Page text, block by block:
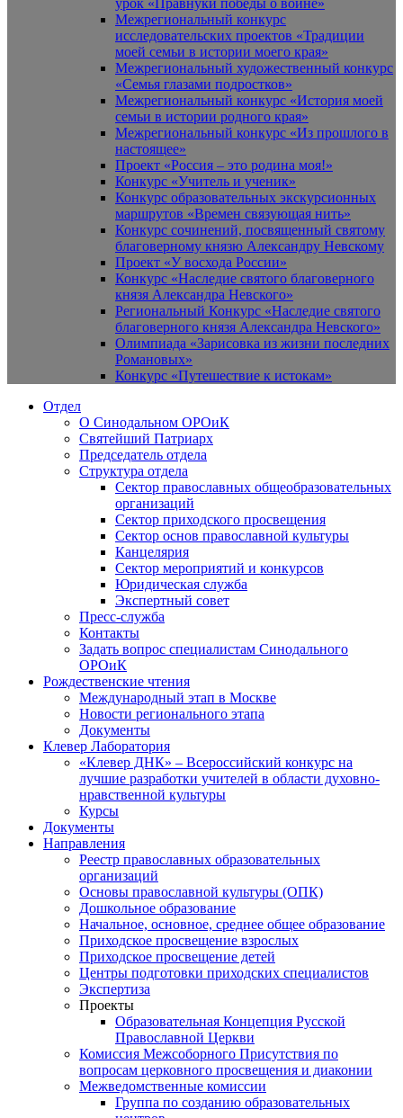
урок «Правнуки победы о войне»
Межрегиональный конкурс
исследовательских проектов «Традиции
моей семьи в истории моего края»
Межрегиональный художественный конкурс
«Семья глазами подростков»
Межрегиональный конкурс «История моей
семьи в истории родного края»
Межрегиональный конкурс «Из прошлого в
настоящее»
Проект «Россия – это родина моя!»
Конкурс «Учитель и ученик»
Конкурс образовательных экскурсионных
маршрутов «Времен связующая нить»
Конкурс сочинений, посвященный святому
благоверному князю Александру Невскому
Проект «У восхода России»
Конкурс «Наследие святого благоверного
князя Александра Невского»
Региональный Конкурс «Наследие святого
благоверного князя Александра Невского»
Олимпиада «Зарисовка из жизни последних
Романовых»
Конкурс «Путешествие к истокам»
Отдел
О Синодальном ОРОиК
Святейший Патриарх
Председатель отдела
Структура отдела
Сектор православных общеобразовательных
организаций
Сектор приходского просвещения
Сектор основ православной культуры
Канцелярия
Сектор мероприятий и конкурсов
Юридическая служба
Экспертный совет
Пресс-служба
Контакты
Задать вопрос специалистам Синодального
ОРОиК
Рождественские чтения
Международный этап в Москве
Новости регионального этапа
Документы
Клевер Лаборатория
«Клевер ДНК» – Всероссийский конкурс на
лучшие разработки учителей в области духовно-
нравственной культуры
Курсы
Документы
Направления
Реестр православных образовательных
организаций
Основы православной культуры (ОПК)
Дошкольное образование
Начальное, основное, среднее общее образование
Приходское просвещение взрослых
Приходское просвещение детей
Центры подготовки приходских специалистов
Экспертиза
Проекты
Образовательная Концепция Русской
Православной Церкви
Комиссия Межсоборного Присутствия по
вопросам церковного просвещения и диаконии
Межведомственные комиссии
Группа по созданию образовательных